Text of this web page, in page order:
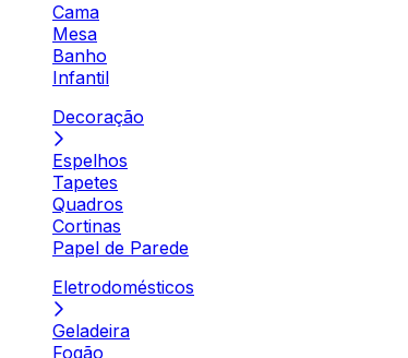
Cama
Mesa
Banho
Infantil
Decoração
Espelhos
Tapetes
Quadros
Cortinas
Papel de Parede
Eletrodomésticos
Geladeira
Fogão